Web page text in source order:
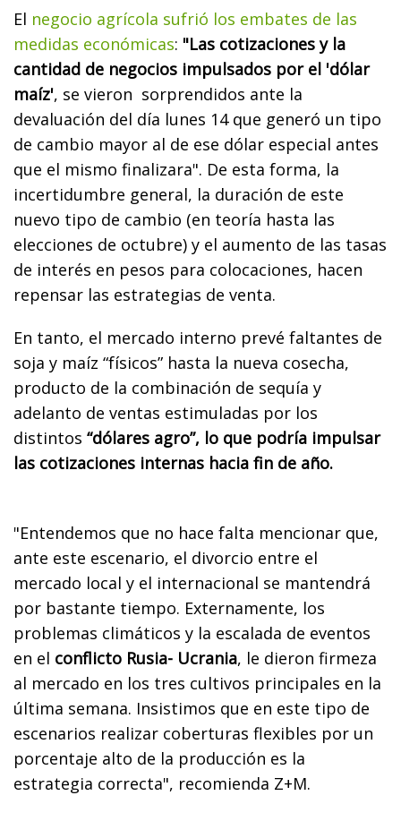
El negocio agrícola sufrió los embates de las
medidas económicas: "Las cotizaciones y la
cantidad de negocios impulsados por el 'dólar
maíz', se vieron sorprendidos ante la
devaluación del día lunes 14 que generó un tipo
de cambio mayor al de ese dólar especial antes
que el mismo finalizara". De esta forma, la
incertidumbre general, la duración de este
nuevo tipo de cambio (en teoría hasta las
elecciones de octubre) y el aumento de las tasas
de interés en pesos para colocaciones, hacen
repensar las estrategias de venta.
En tanto, el mercado interno prevé faltantes de
soja y maíz “físicos” hasta la nueva cosecha,
producto de la combinación de sequía y
adelanto de ventas estimuladas por los
distintos “dólares agro”, lo que podría impulsar
las cotizaciones internas hacia fin de año.
"Entendemos que no hace falta mencionar que,
ante este escenario, el divorcio entre el
mercado local y el internacional se mantendrá
por bastante tiempo. Externamente, los
problemas climáticos y la escalada de eventos
en el conflicto Rusia- Ucrania, le dieron firmeza
al mercado en los tres cultivos principales en la
última semana. Insistimos que en este tipo de
escenarios realizar coberturas flexibles por un
porcentaje alto de la producción es la
estrategia correcta", recomienda Z+M.